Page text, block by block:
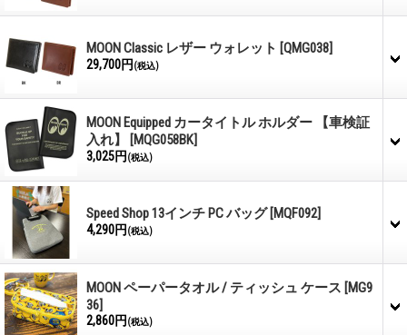
MOON Classic レザー ウォレット [QMG038]
29,700円(税込)
MOON Equipped カータイトル ホルダー 【車検証
入れ】
[MQG058BK]
3,025円(税込)
Speed Shop 13インチ PC バッグ [MQF092]
4,290円(税込)
MOON ペーパータオル / ティッシュ ケース [MG9
36]
2,860円(税込)